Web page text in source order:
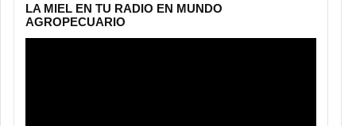
LA MIEL EN TU RADIO EN MUNDO
AGROPECUARIO